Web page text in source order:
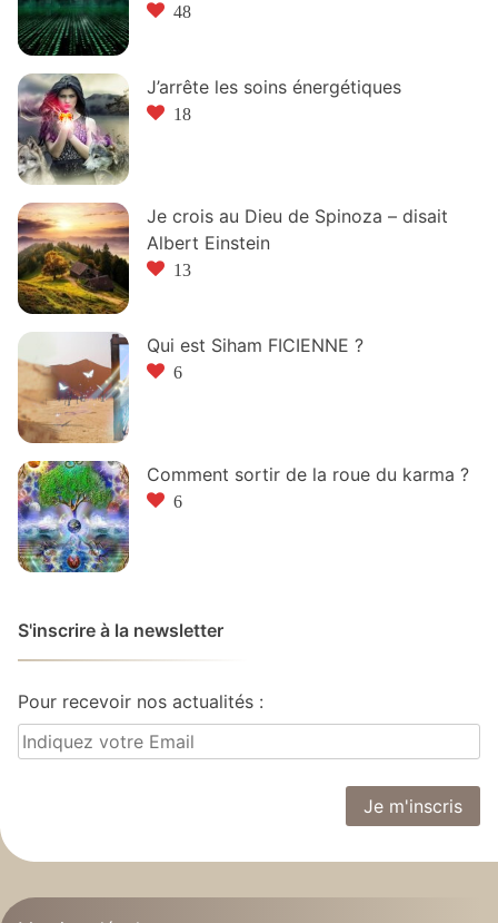
48
J’arrête les soins énergétiques
18
Je crois au Dieu de Spinoza – disait
Albert Einstein
13
Qui est Siham FICIENNE ?
6
Comment sortir de la roue du karma ?
6
S'inscrire à la newsletter
Pour recevoir nos actualités :